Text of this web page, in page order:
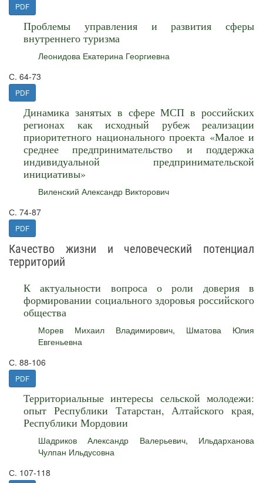
PDF
Проблемы управления и развития сферы
внутреннего туризма
Леонидова Екатерина Георгиевна
С. 64-73
PDF
Динамика занятых в сфере МСП в российских
регионах как исходный рубеж реализации
приоритетного национального проекта «Малое и
среднее предпринимательство и поддержка
индивидуальной предпринимательской
инициативы»
Виленский Александр Викторович
С. 74-87
PDF
Качество жизни и человеческий потенциал
территорий
К актуальности вопроса о роли доверия в
формировании социального здоровья российского
общества
Морев Михаил Владимирович, Шматова Юлия
Евгеньевна
С. 88-106
PDF
Территориальные интересы сельской молодежи:
опыт Республики Татарстан, Алтайского края,
Республики Мордовии
Шадриков Александр Валерьевич, Ильдарханова
Чулпан Ильдусовна
С. 107-118